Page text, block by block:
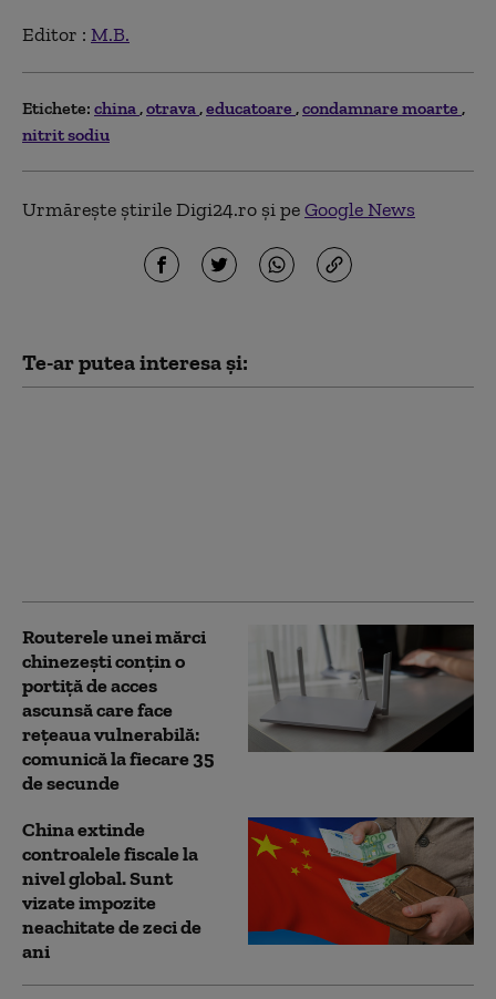
Editor : M.B.
Etichete: china otrava educatoare condamnare moarte
nitrit sodiu
Urmărește știrile Digi24.ro și peGoogle News
Te-ar putea interesa și:
Routerele unei mărci
chinezești conțin o
portiță de acces
ascunsă care face
rețeaua vulnerabilă:
comunică la fiecare 35
de secunde
China extinde
controalele fiscale la
nivel global. Sunt
vizate impozite
neachitate de zeci de
ani